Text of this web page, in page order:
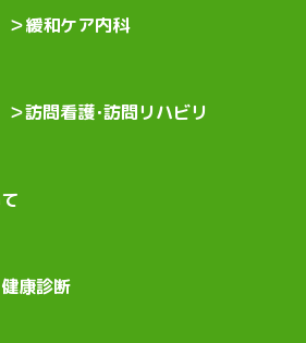
緩和ケア内科
訪問看護･訪問リハビリ
康診断